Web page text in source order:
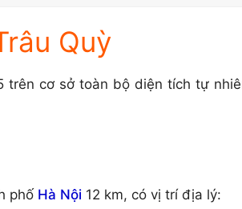
Quỳ
trên cơ sở toàn bộ diện tích tự
phố Hà Nội 12 km, có vị trí địa lý: